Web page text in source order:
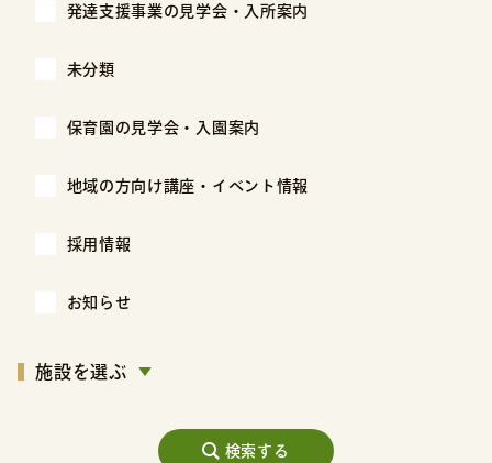
発達支援事業の見学会・入所案内
未分類
保育園の見学会・入園案内
地域の方向け講座・イベント情報
採用情報
お知らせ
施設を選ぶ